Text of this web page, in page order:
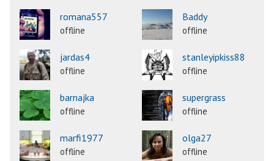
romana557
offline
Baddy
offline
jardas4
offline
stanleyipkiss88
offline
barnajka
offline
supergrass
offline
marfi1977
offline
olga27
offline